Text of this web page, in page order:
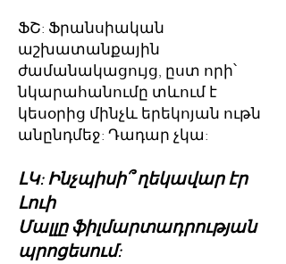
ՖՇ: Ֆրանսիական
աշխատանքային
ժամանակացույց, ըստ որի՝
նկարահանումը տևում է
կեսօրից մինչև երեկոյան ութն
անընդմեջ: Դադար չկա:
ԼԿ: Ինչպիսի՞ ղեկավար էր
Լուի
Մալլը ֆիլմարտադրության
պրոցեսում: